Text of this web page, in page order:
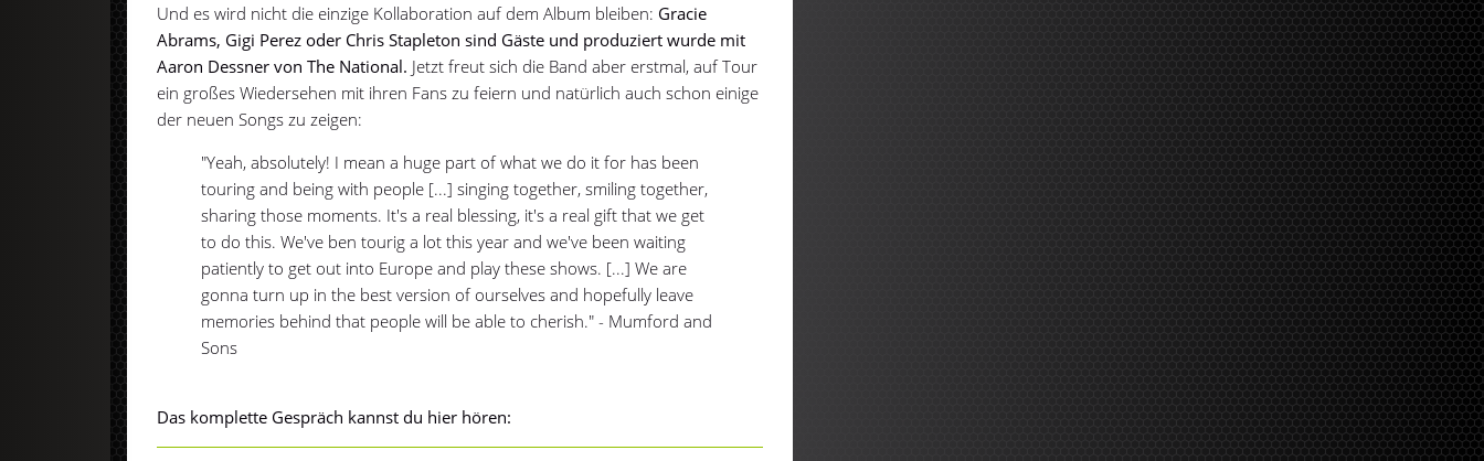
Und es wird nicht die einzige Kollaboration auf dem Album bleiben: Gracie
Abrams, Gigi Perez oder Chris Stapleton sind Gäste und produziert wurde mit
Aaron Dessner von The National. Jetzt freut sich die Band aber erstmal, auf Tour
ein großes Wiedersehen mit ihren Fans zu feiern und natürlich auch schon einige
der neuen Songs zu zeigen:
"Yeah, absolutely! I mean a huge part of what we do it for has been
touring and being with people [...] singing together, smiling together,
sharing those moments. It's a real blessing, it's a real gift that we get
to do this. We've ben tourig a lot this year and we've been waiting
patiently to get out into Europe and play these shows. [...] We are
gonna turn up in the best version of ourselves and hopefully leave
memories behind that people will be able to cherish." - Mumford and
Sons
Das komplette Gespräch kannst du hier hören: